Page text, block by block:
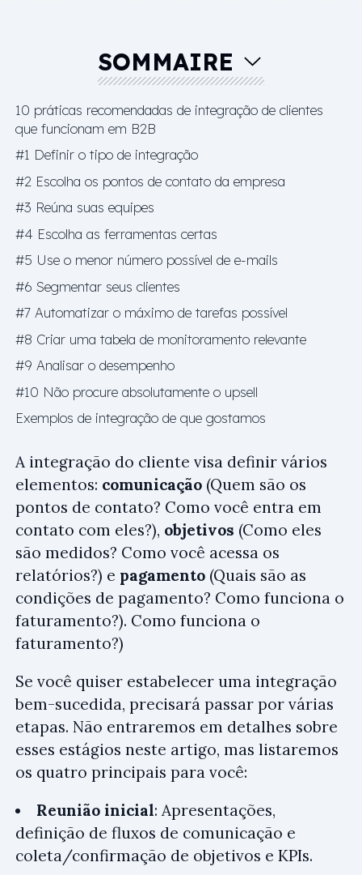
SOMMAIRE
10 práticas recomendadas de integração de clientes
que funcionam em B2B
#1 Definir o tipo de integração
#2 Escolha os pontos de contato da empresa
#3 Reúna suas equipes
#4 Escolha as ferramentas certas
#5 Use o menor número possível de e-mails
#6 Segmentar seus clientes
#7 Automatizar o máximo de tarefas possível
#8 Criar uma tabela de monitoramento relevante
#9 Analisar o desempenho
#10 Não procure absolutamente o upsell
Exemplos de integração de que gostamos
A integração do cliente visa definir vários
elementos: comunicação (Quem são os
pontos de contato? Como você entra em
contato com eles?), objetivos (Como eles
são medidos? Como você acessa os
relatórios?) e pagamento (Quais são as
condições de pagamento? Como funciona o
faturamento?). Como funciona o
faturamento?)
Se você quiser estabelecer uma integração
bem-sucedida, precisará passar por várias
etapas. Não entraremos em detalhes sobre
esses estágios neste artigo, mas listaremos
os quatro principais para você:
Reunião inicial: Apresentações,
definição de fluxos de comunicação e
coleta/confirmação de objetivos e KPIs.